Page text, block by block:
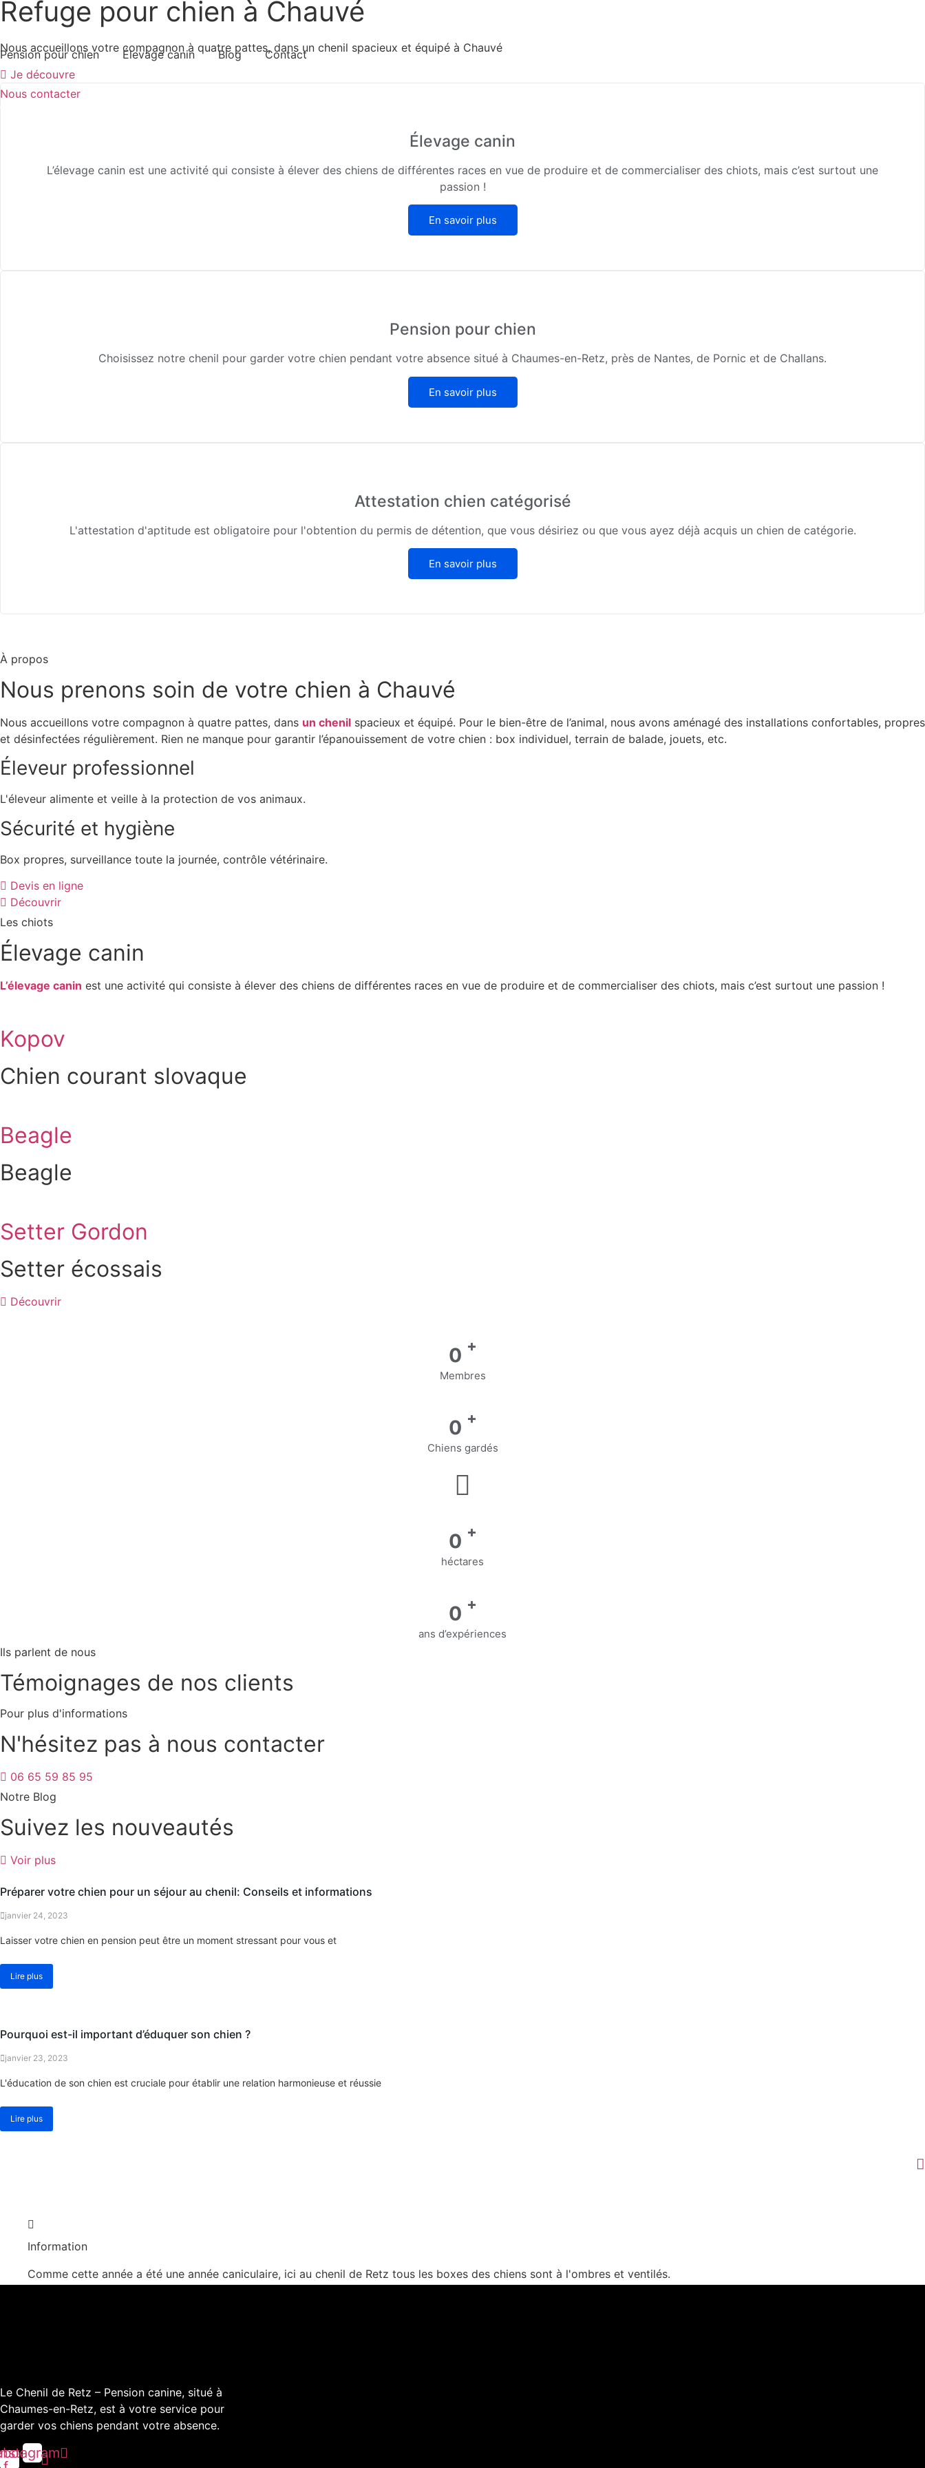
Pension pour chien Élevage canin Blog Contact
Nous contacter
Refuge pour chien à Chauvé
Nous accueillons votre compagnon à quatre pattes, dans un chenil spacieux et équipé à Chauvé
Je découvre
Élevage canin
L’élevage canin est une activité qui consiste à élever des chiens de différentes races en vue de produire et de commercialiser des chiots, mais c’est surtout une
passion !
En savoir plus
Pension pour chien
Choisissez notre chenil pour garder votre chien pendant votre absence situé à Chaumes-en-Retz, près de Nantes, de Pornic et de Challans.
En savoir plus
Attestation chien catégorisé
L'attestation d'aptitude est obligatoire pour l'obtention du permis de détention, que vous désiriez ou que vous ayez déjà acquis un chien de catégorie.
En savoir plus
À propos
Nous prenons soin de votre chien à Chauvé
Nous accueillons votre compagnon à quatre pattes, dans un chenil spacieux et équipé. Pour le bien-être de l’animal, nous avons aménagé des installations confortables, propres
et désinfectées régulièrement. Rien ne manque pour garantir l’épanouissement de votre chien : box individuel, terrain de balade, jouets, etc.
Éleveur professionnel
L'éleveur alimente et veille à la protection de vos animaux.
Sécurité et hygiène
Box propres, surveillance toute la journée, contrôle vétérinaire.
Devis en ligne
Découvrir
Les chiots
Élevage canin
L’élevage canin est une activité qui consiste à élever des chiens de différentes races en vue de produire et de commercialiser des chiots, mais c’est surtout une passion !
Kopov
Chien courant slovaque
Beagle
Beagle
Setter Gordon
Setter écossais
Découvrir
0 +
Membres
0 +
Chiens gardés
0 +
héctares
0 +
ans d’expériences
Ils parlent de nous
Témoignages de nos clients
Pour plus d'informations
N'hésitez pas à nous contacter
06 65 59 85 95
Notre Blog
Suivez les nouveautés
Voir plus
Conseils
Préparer votre chien pour un séjour au chenil: Conseils et informations
janvier 24, 2023
Laisser votre chien en pension peut être un moment stressant pour vous et
Lire plus
Pourquoi est-il important d’éduquer son chien ?
janvier 23, 2023
L'éducation de son chien est cruciale pour établir une relation harmonieuse et réussie
Lire plus
Information
Comme cette année a été une année caniculaire, ici au chenil de Retz tous les boxes des chiens sont à l'ombres et ventilés.
Le Chenil de Retz – Pension canine, situé à
Chaumes-en-Retz, est à votre service pour
garder vos chiens pendant votre absence.